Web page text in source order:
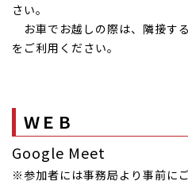
さい。
お車でお越しの際は、隣接す
をご利用ください。
ＷＥＢ
Google Meet
※参加者には事務局より事前に